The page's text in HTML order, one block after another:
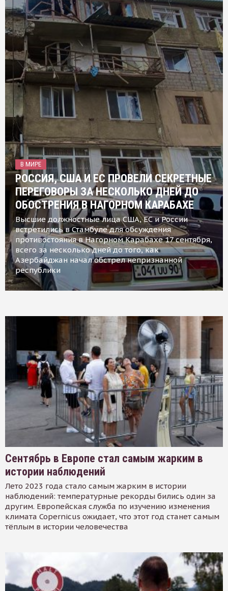
В МИРЕ
РОССИЯ, США И ЕС ПРОВЕЛИ СЕКРЕТНЫЕ
ПЕРЕГОВОРЫ ЗА НЕСКОЛЬКО ДНЕЙ ДО
ОБОСТРЕНИЯ В НАГОРНОМ КАРАБАХЕ
Высшие должностные лица США, ЕС и России
встретились в Стамбуле для обсуждения
противостояния в Нагорном Карабахе 17 сентября,
всего за несколько дней до того, как
Азербайджан начал обстрел непризнанной
республики
Сентябрь в Европе стал самым жарким в
истории наблюдений
Лето 2023 года стало самым жарким в истории
наблюдений: температурные рекорды бились один за
другим. Европейская служба по изучению изменения
климата Copernicus ожидает, что этот год станет самым
тёплым в истории человечества